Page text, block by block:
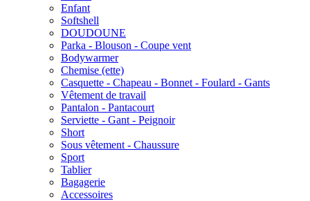
Enfant
Softshell
DOUDOUNE
Parka - Blouson - Coupe vent
Bodywarmer
Chemise (ette)
Casquette - Chapeau - Bonnet - Foulard - Gants
Vêtement de travail
Pantalon - Pantacourt
Serviette - Gant - Peignoir
Short
Sous vêtement - Chaussure
Sport
Tablier
Bagagerie
Accessoires